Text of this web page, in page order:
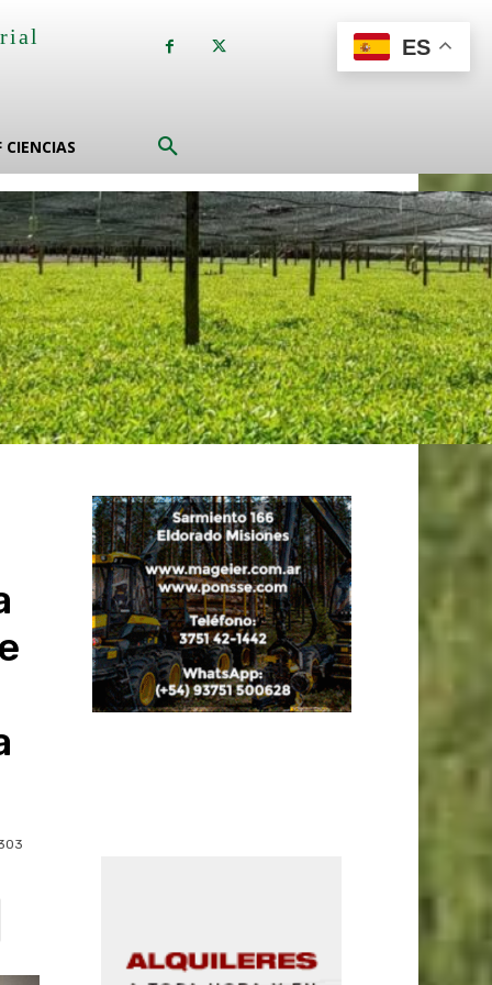
CIENCIAS
ES